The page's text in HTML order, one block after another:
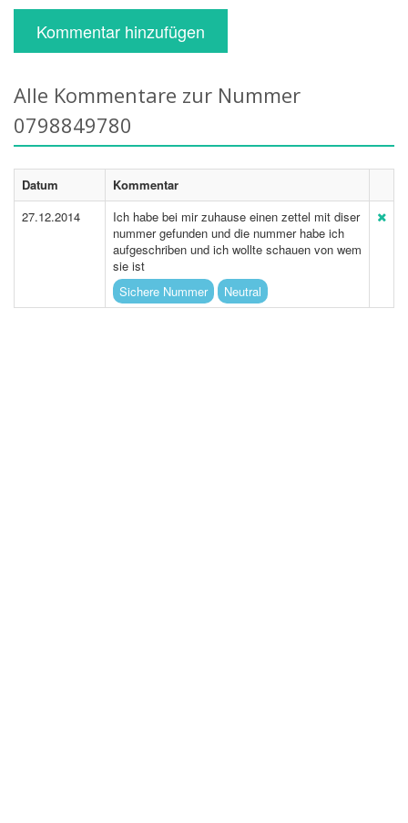
Kommentar hinzufügen
Alle Kommentare zur Nummer
0798849780
Datum
Kommentar
27.12.2014
Ich habe bei mir zuhause einen zettel mit diser
nummer gefunden und die nummer habe ich
aufgeschriben und ich wollte schauen von wem
sie ist
Sichere Nummer
Neutral